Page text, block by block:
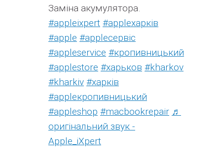
Заміна акумулятора.
#appleixpert #аррleхарків
#apple #аррleсервіс
#appleservice #кропивницький
#applestore #харьков #kharkov
#kharkiv #харків
#appleкропивницький
#appleshop #macbookrepair ♬
оригінальний звук -
Apple_iXpert